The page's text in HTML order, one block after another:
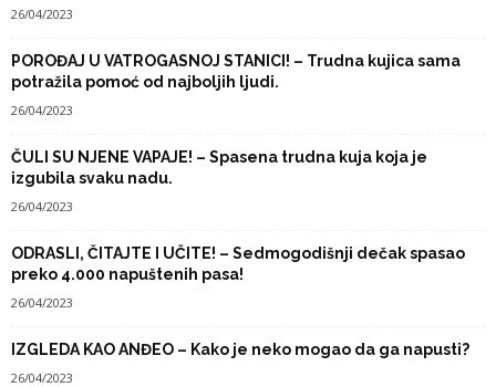
26/04/2023
POROĐAJ U VATROGASNOJ STANICI! – Trudna kujica sama
potražila pomoć od najboljih ljudi.
26/04/2023
ČULI SU NJENE VAPAJE! – Spasena trudna kuja koja je
izgubila svaku nadu.
26/04/2023
ODRASLI, ČITAJTE I UČITE! – Sedmogodišnji dečak spasao
preko 4.000 napuštenih pasa!
26/04/2023
IZGLEDA KAO ANĐEO – Kako je neko mogao da ga napusti?
26/04/2023